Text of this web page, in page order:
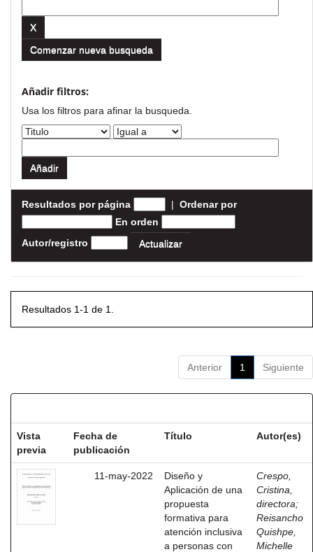
Comenzar nueva busqueda
Añadir filtros:
Usa los filtros para afinar la busqueda.
Resultados por página | Ordenar por
En orden
Autor/registro
Resultados 1-1 de 1.
Anterior 1 Siguiente
Vista
previa
Fecha de
publicación
Título Autor(es)
11-may-2022
Diseño y
Aplicación de una
propuesta
formativa para
atención inclusiva
a personas con
Crespo,
Cristina,
directora;
Reisancho
Quishpe,
Michelle